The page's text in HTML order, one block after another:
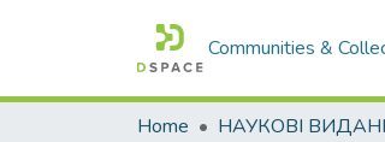
Communities &
Home